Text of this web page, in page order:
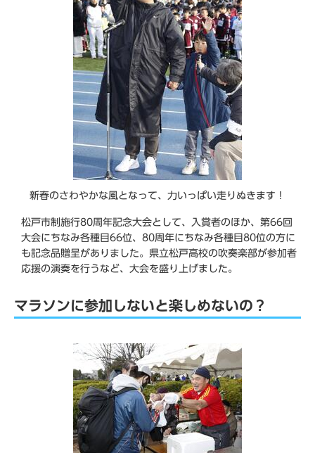
新春のさわやかな風となって、力いっぱい走りぬきます！
松戸市制施行80周年記念大会として、入賞者のほか、第66回
大会にちなみ各種目66位、80周年にちなみ各種目80位の方に
も記念品贈呈がありました。県立松戸高校の吹奏楽部が参加者
応援の演奏を行うなど、大会を盛り上げました。
マラソンに参加しないと楽しめないの？